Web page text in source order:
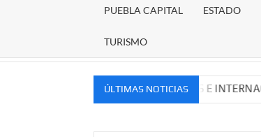
PUEBLA CAPITAL ESTADO
TURISMO
ÚLTIMAS NOTICIAS
MERCADOS NACIONALES E INTERNACIONALES